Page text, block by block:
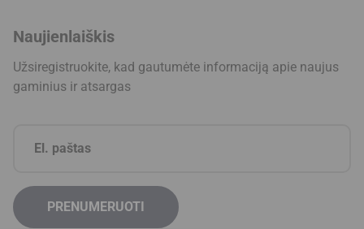
Naujienlaiškis
Užsiregistruokite, kad gautumėte informaciją apie naujus
gaminius ir atsargas